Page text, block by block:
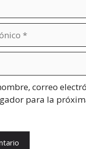
correo
para la